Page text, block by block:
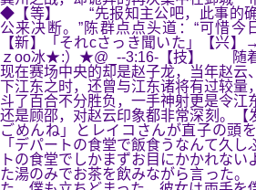
◆【等】 “先报知主公吧，此事的确
公来决断。”陈群点点头道：“可惜今
【新】「それcさっき聞いた」【兴】
ｚоo冰★:）★@_--3:16-【技】 随着
现在赛场中央的却是赵子龙，当年赵云
下江东之时，还曾与江东诸将有过较量
斗了百合不分胜负，一手神射更是令江
还是顾邵，对赵云印象都非常深刻。【
ごめんね」とレイコさんが直子の頭
「デパートの食堂で飯食うなんて久
トの食堂でしかまずお目にかかれない
た湯のみでお茶を飲みながら言った。